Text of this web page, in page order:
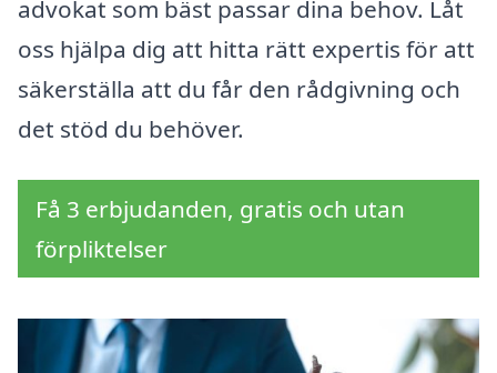
advokat som bäst passar dina behov. Låt
oss hjälpa dig att hitta rätt expertis för att
säkerställa att du får den rådgivning och
det stöd du behöver.
Få 3 erbjudanden, gratis och utan
förpliktelser